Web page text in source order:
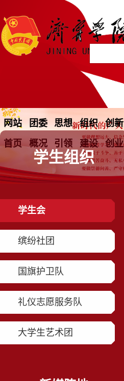
网站
首页
团委
概况
思想
引领
组织
建设
创新
创业
学生组织
学生会
缤纷社团
国旗护卫队
礼仪志愿服务队
大学生艺术团